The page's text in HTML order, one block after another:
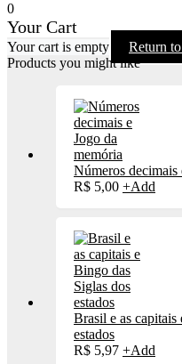
0
Your Cart
Your cart is empty
Return
Products you might like
Números decimais
R$ 5,00 +Add
Brasil e as
estados
R$ 5,97 +Add